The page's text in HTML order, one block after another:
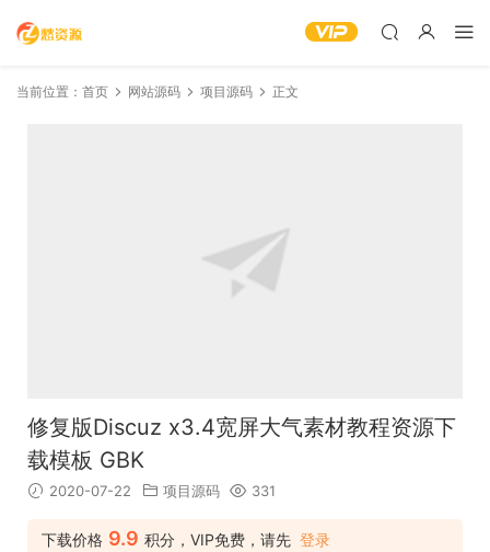
当前位置： 首页 网站源码 项目源码 正文
修复版Discuz x3.4宽屏大气素材教程资源下
载模板 GBK
2020-07-22 项目源码 331
下载价格 9.9 积分，VIP免费，请先 登录